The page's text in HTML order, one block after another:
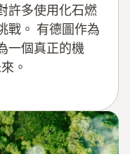
許多使用化石燃
戰。 有德圖作為
一個真正的機
。